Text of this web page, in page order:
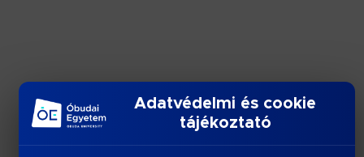
Adatvédelmi és cookie
tájékoztató